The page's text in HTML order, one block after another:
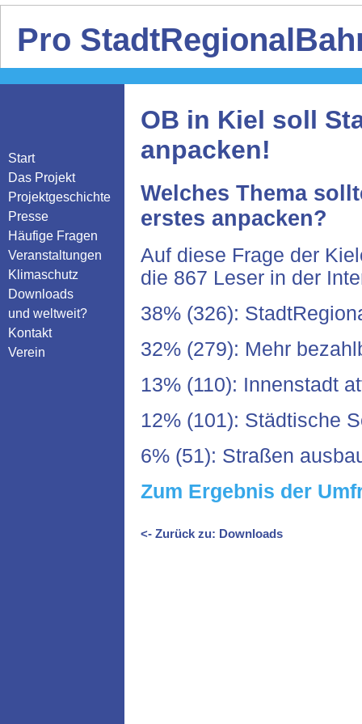
Pro
Start
Das Projekt
Projektgeschichte
Presse
Häufige Fragen
Veranstaltungen
Klimaschutz
Downloads
und weltweit?
Kontakt
Verein
OB in Kiel soll
anpacken!
Welches Thema
erstes anpacken?
Auf diese Frage der
die 867 Leser in der
38% (326):
32% (279): Mehr
13% (110): Innenstadt
12% (101): Städtische
6% (51): Straßen
Zum Ergebnis der
<- Zurück zu: Downloads